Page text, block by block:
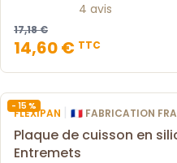
4 avis
17,18 €
14,60 € TTC
- 15 %
FLEXIPAN | 🇫🇷 FABRICATION
Plaque de cuisson en
Entremets